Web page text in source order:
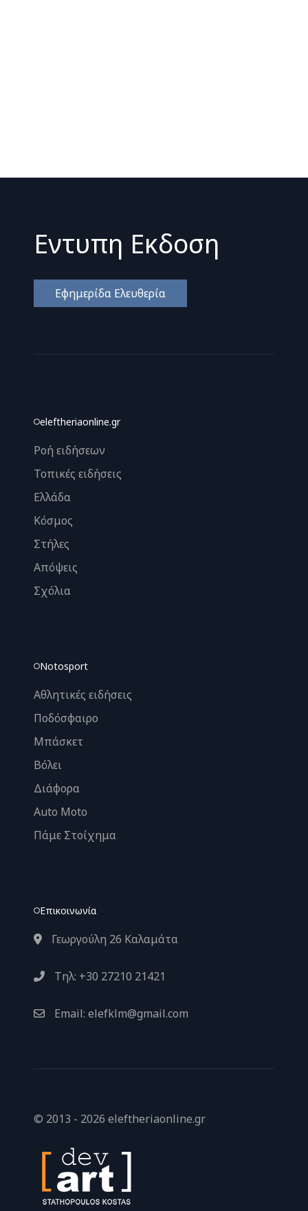
Εντυπη Εκδοση
Εφημερίδα Ελευθερία
eleftheriaonline.gr
Ροή ειδήσεων
Τοπικές ειδήσεις
Ελλάδα
Κόσμος
Στήλες
Απόψεις
Σχόλια
Notosport
Αθλητικές ειδήσεις
Ποδόσφαιρο
Μπάσκετ
Βόλει
Διάφορα
Auto Moto
Πάμε Στοίχημα
Επικοινωνία
Γεωργούλη 26 Καλαμάτα
Τηλ: +30 27210 21421
Email: elefklm@gmail.com
© 2013 - 2026 eleftheriaonline.gr